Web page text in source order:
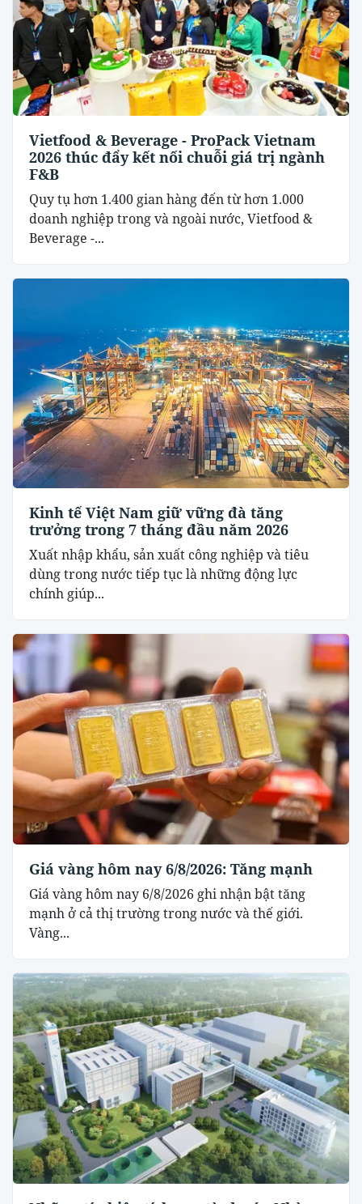
Vietfood & Beverage - ProPack Vietnam
2026 thúc đẩy kết nối chuỗi giá trị ngành
F&B
Quy tụ hơn 1.400 gian hàng đến từ hơn 1.000
doanh nghiệp trong và ngoài nước, Vietfood &
Beverage -...
Kinh tế Việt Nam giữ vững đà tăng
trưởng trong 7 tháng đầu năm 2026
Xuất nhập khẩu, sản xuất công nghiệp và tiêu
dùng trong nước tiếp tục là những động lực
chính giúp...
Giá vàng hôm nay 6/8/2026: Tăng mạnh
Giá vàng hôm nay 6/8/2026 ghi nhận bật tăng
mạnh ở cả thị trường trong nước và thế giới.
Vàng...